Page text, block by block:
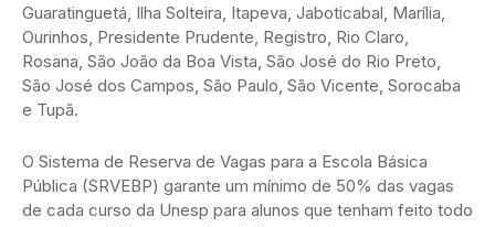
Guaratinguetá, Ilha Solteira, Itapeva, Jaboticabal, Marília,
Ourinhos, Presidente Prudente, Registro, Rio Claro,
Rosana, São João da Boa Vista, São José do Rio Preto,
São José dos Campos, São Paulo, São Vicente, Sorocaba
e Tupã.
O Sistema de Reserva de Vagas para a Escola Básica
Pública (SRVEBP) garante um mínimo de 50% das vagas
de cada curso da Unesp para alunos que tenham feito todo